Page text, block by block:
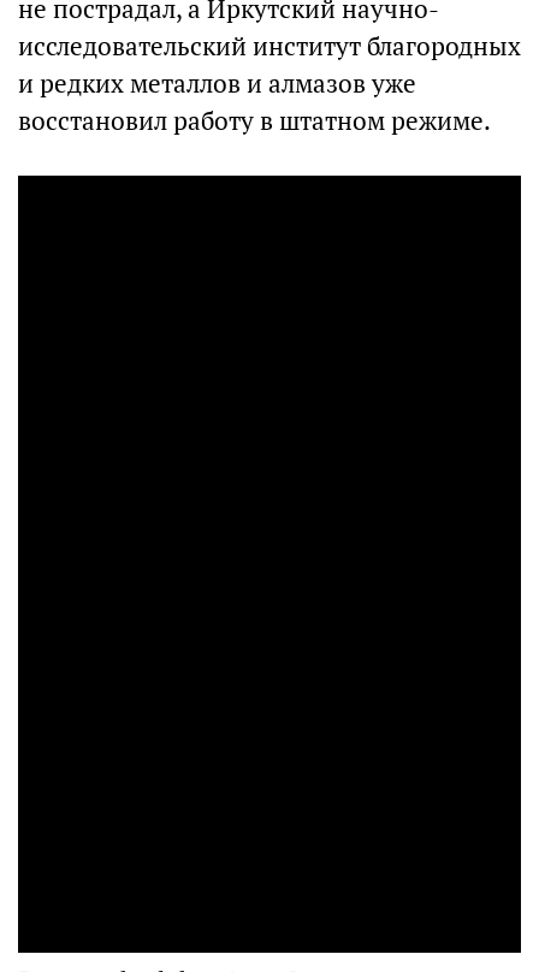
не пострадал, а Иркутский научно-
исследовательский институт благородных
и редких металлов и алмазов уже
восстановил работу в штатном режиме.